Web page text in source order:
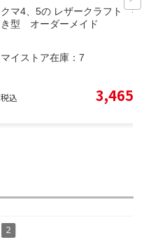
クマ4、5の レザークラフト 抜
き型 オーダーメイド
マイストア在庫： 7
税込 3,465